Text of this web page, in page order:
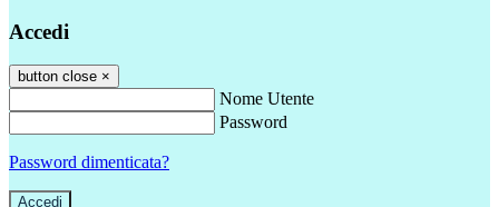
Accedi
button close ×
Nome Utente
Password
Password dimenticata?